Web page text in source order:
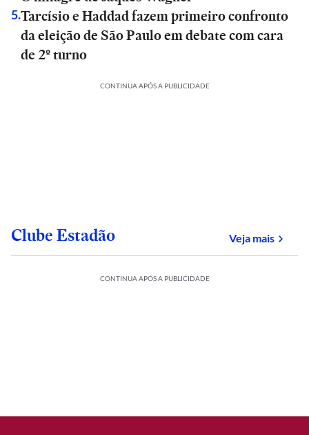
5.Tarcísio e Haddad fazem primeiro confronto
da eleição de São Paulo em debate com cara
de 2º turno
CONTINUA APÓS A PUBLICIDADE
Clube Estadão Veja maissobre
CONTINUA APÓS A PUBLICIDADE